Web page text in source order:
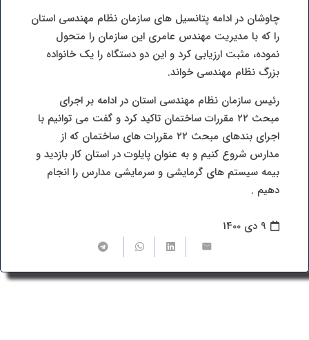
چاوشان در ادامه پتانسیل های سازمان نظام مهندسی استان
را که با مدیریت مهندس عامری این سازمان را متحول
نموده، مثبت ارزیابی کرد و این دو دستگاه را یک خانواده
بزرگ نظام مهندسی خواند.
رئیس سازمان نظام مهندسی استان در ادامه بر اجرای
مبحث ۲۲ مقررات ساختمان تاکید کرد و گفت می توانیم با
اجرای بندهای مبحث ۲۲ مقررات های ساختمان که از
مدارس شروع کنیم و به عنوان پایلوت در استان کار بازدید و
بیمه سیستم های گرمایشی و سرمایشی مدارس را انجام
دهیم .
9 دی 1400